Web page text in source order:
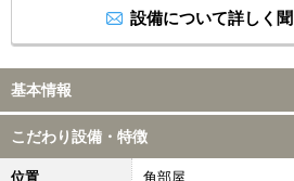
設備について詳しく
基本情報
こだわり設備・特徴
位置 角部屋